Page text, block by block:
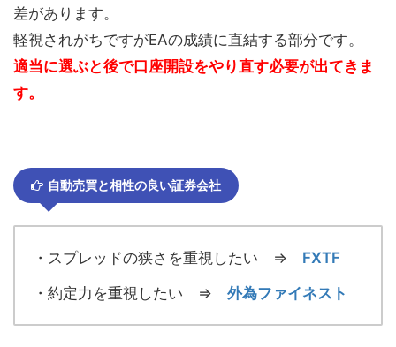
差があります。
軽視されがちですがEAの成績に直結する部分です。
適当に選ぶと後で口座開設をやり直す必要が出てきま
す。
自動売買と相性の良い証券会社
・スプレッドの狭さを重視したい ⇒ FXTF
・約定力を重視したい ⇒ 外為ファイネスト